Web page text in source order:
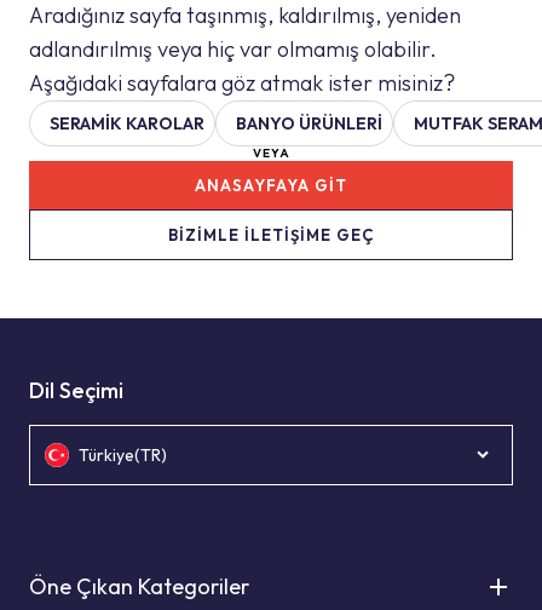
Aradığınız sayfa taşınmış, kaldırılmış, yeniden
adlandırılmış veya hiç var olmamış olabilir.
Aşağıdaki sayfalara göz atmak ister misiniz?
SERAMIK KAROLAR BANYO ÜRÜNLERİ MUTFAK
VEYA
BİZİMLE İLETİŞİME GEÇ
ANASAYFAYA GİT
Dil Seçimi
Türkiye(TR)
Öne Çıkan Kategoriler